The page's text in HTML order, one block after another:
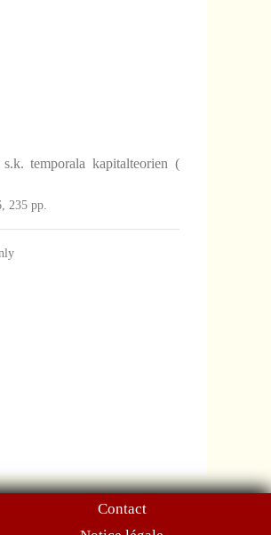
temporala kapitalteorien (
235 pp.
Contact